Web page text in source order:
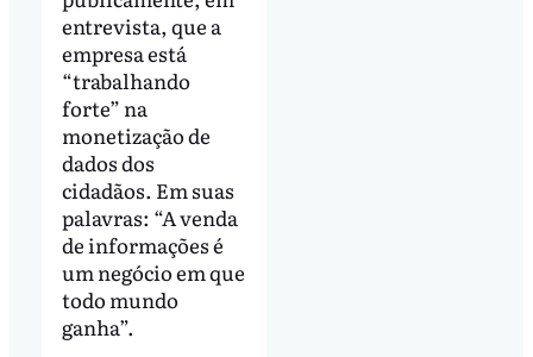
entrevista, que a
empresa está
“trabalhando
forte” na
monetização de
dados dos
cidadãos. Em suas
palavras: “A venda
de informações é
um negócio em que
todo mundo
ganha”.